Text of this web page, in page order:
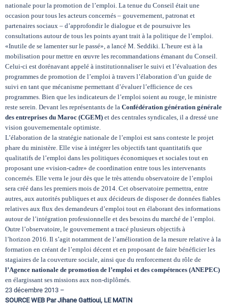
nationale pour la promotion de l’emploi. La tenue du Conseil était une
occasion pour tous les acteurs concernés – gouvernement, patronat et
partenaires sociaux – d’approfondir le dialogue et de poursuivre les
consultations autour de tous les points ayant trait à la politique de l’emploi.
«Inutile de se lamenter sur le passé», a lancé M. Seddiki. L’heure est à la
mobilisation pour mettre en œuvre les recommandations émanant du Conseil.
Celui-ci est dorénavant appelé à institutionnaliser le suivi et l’évaluation des
programmes de promotion de l’emploi à travers l’élaboration d’un guide de
suivi en tant que mécanisme permettant d’évaluer l’efficience de ces
programmes. Bien que les indicateurs de l’emploi soient au rouge, le ministre
reste serein. Devant les représentants de la Confédération génération générale
des entreprises du Maroc (CGEM) et des centrales syndicales, il a dressé une
vision gouvernementale optimiste.
L’élaboration de la stratégie nationale de l’emploi est sans conteste le projet
phare du ministère. Elle vise à intégrer les objectifs tant quantitatifs que
qualitatifs de l’emploi dans les politiques économiques et sociales tout en
proposant une «vision-cadre» de coordination entre tous les intervenants
concernés. Elle verra le jour dès que le très attendu observatoire de l’emploi
sera créé dans les premiers mois de 2014. Cet observatoire permettra, entre
autres, aux autorités publiques et aux décideurs de disposer de données fiables
relatives aux flux des demandeurs d’emploi tout en élaborant des informations
autour de l’intégration professionnelle et des besoins du marché de l’emploi.
Outre l’observatoire, le gouvernement a tracé plusieurs objectifs à
l’horizon 2016. Il s’agit notamment de l’amélioration de la mesure relative à la
formation en créant de l’emploi décent et en proposant de faire bénéficier les
stagiaires de la couverture sociale, ainsi que du renforcement du rôle de
l’Agence nationale de promotion de l’emploi et des compétences (ANEPEC)
en élargissant ses missions aux non-diplômés.
23 décembre 2013 –
SOURCE WEB Par Jihane Gattioui, LE MATIN